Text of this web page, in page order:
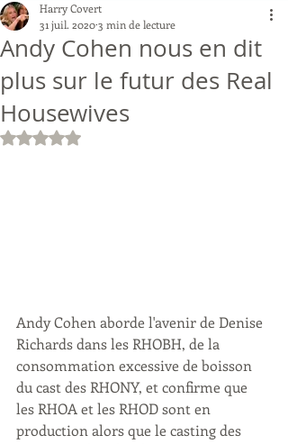
Andy Cohen nous en dit
plus sur le futur des Real
Housewives
Harry Covert
31 juil. 20203 min de lecture
Noté NaN étoiles sur 5.
Andy Cohen aborde l'avenir de Denise
Richards dans les RHOBH, de la
consommation excessive de boisson
du cast des RHONY, et confirme que
les RHOA et les RHOD sont en
production alors que le casting des